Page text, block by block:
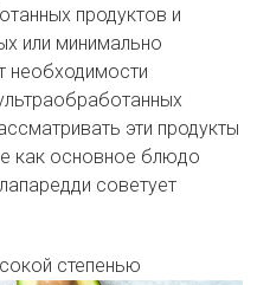
продуктов и
или минимально
необходимости
эти продукты
как основное блюдо
советует
степенью